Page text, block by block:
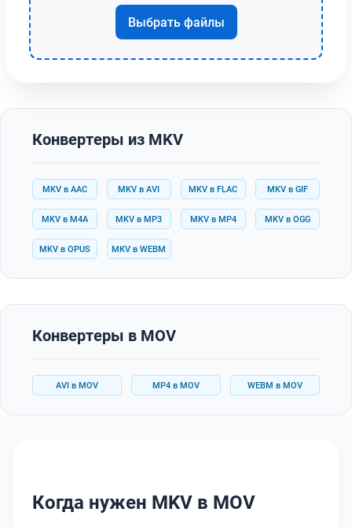
Выбрать файлы
Конвертеры из MKV
MKV в AAC MKV в AVI MKV в FLAC MKV в GIF
MKV в M4A MKV в MP3 MKV в MP4 MKV в OGG
MKV в OPUS MKV в WEBM
Конвертеры в MOV
AVI в MOV MP4 в MOV WEBM в MOV
Когда нужен MKV в MOV